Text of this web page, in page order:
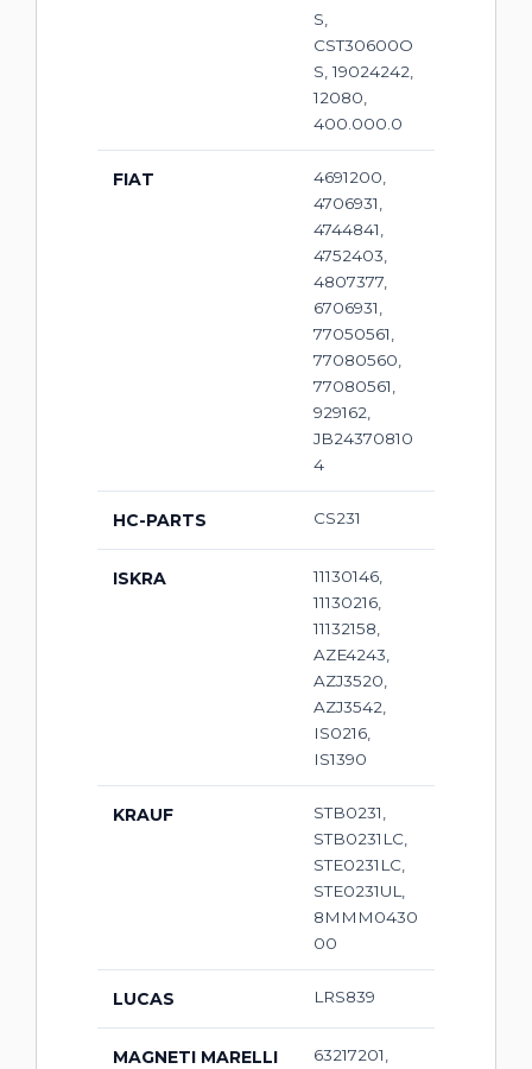
S,
CST30600O
S, 19024242,
12080,
400.000.0
FIAT
4691200,
4706931,
4744841,
4752403,
4807377,
6706931,
77050561,
77080560,
77080561,
929162,
JB24370810
4
HC-PARTS CS231
ISKRA
11130146,
11130216,
11132158,
AZE4243,
AZJ3520,
AZJ3542,
IS0216,
IS1390
KRAUF
STB0231,
STB0231LC,
STE0231LC,
STE0231UL,
8MMM0430
00
LUCAS LRS839
MAGNETI MARELLI 63217201,